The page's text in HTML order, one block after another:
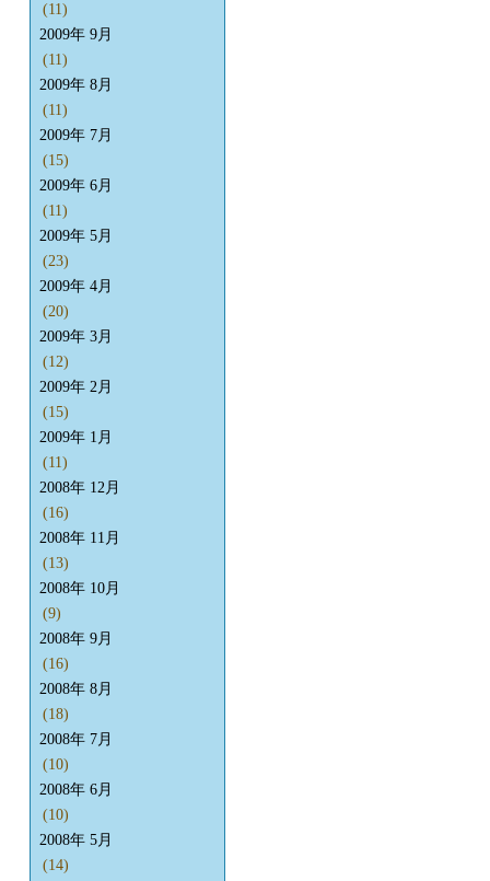
(11)
2009年 9月
(11)
2009年 8月
(11)
2009年 7月
(15)
2009年 6月
(11)
2009年 5月
(23)
2009年 4月
(20)
2009年 3月
(12)
2009年 2月
(15)
2009年 1月
(11)
2008年 12月
(16)
2008年 11月
(13)
2008年 10月
(9)
2008年 9月
(16)
2008年 8月
(18)
2008年 7月
(10)
2008年 6月
(10)
2008年 5月
(14)